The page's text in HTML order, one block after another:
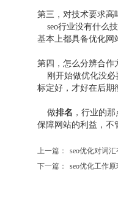
第三，对技术要求高
seo行业没有什么
基本上都具备优化网
第四，怎么分辨合作
刚开始做优化没
标定好，才好在后期
做排名 ，行业的
保障网站的利益，不
上一篇：
seo优化对词汇
下一篇：
seo优化工作原